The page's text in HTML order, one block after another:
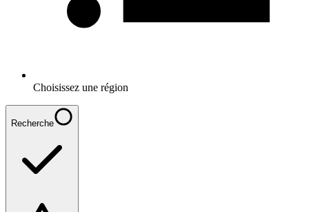
Choisissez une région
Recherche